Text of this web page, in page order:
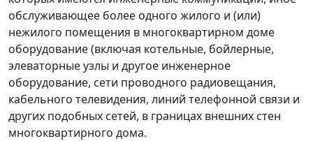
обслуживающее более одного жилого и (или)
нежилого помещения в многоквартирном доме
оборудование (включая котельные, бойлерные,
элеваторные узлы и другое инженерное
оборудование, сети проводного радиовещания,
кабельного телевидения, линий телефонной связи и
других подобных сетей, в границах внешних стен
многоквартирного дома.